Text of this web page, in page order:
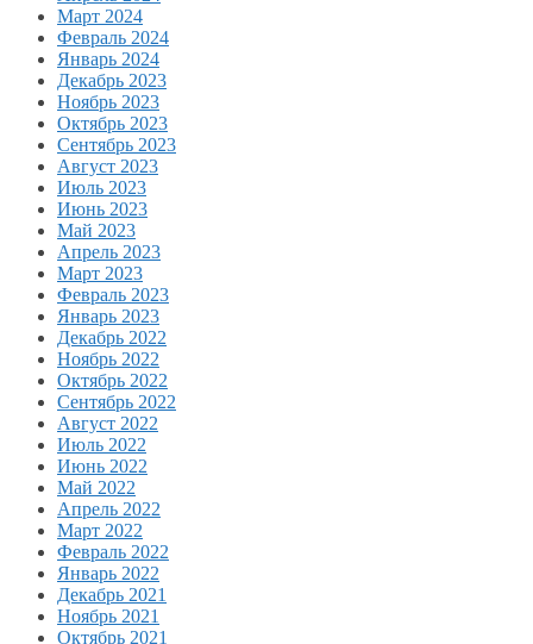
Март 2024
Февраль 2024
Январь 2024
Декабрь 2023
Ноябрь 2023
Октябрь 2023
Сентябрь 2023
Август 2023
Июль 2023
Июнь 2023
Май 2023
Апрель 2023
Март 2023
Февраль 2023
Январь 2023
Декабрь 2022
Ноябрь 2022
Октябрь 2022
Сентябрь 2022
Август 2022
Июль 2022
Июнь 2022
Май 2022
Апрель 2022
Март 2022
Февраль 2022
Январь 2022
Декабрь 2021
Ноябрь 2021
Октябрь 2021